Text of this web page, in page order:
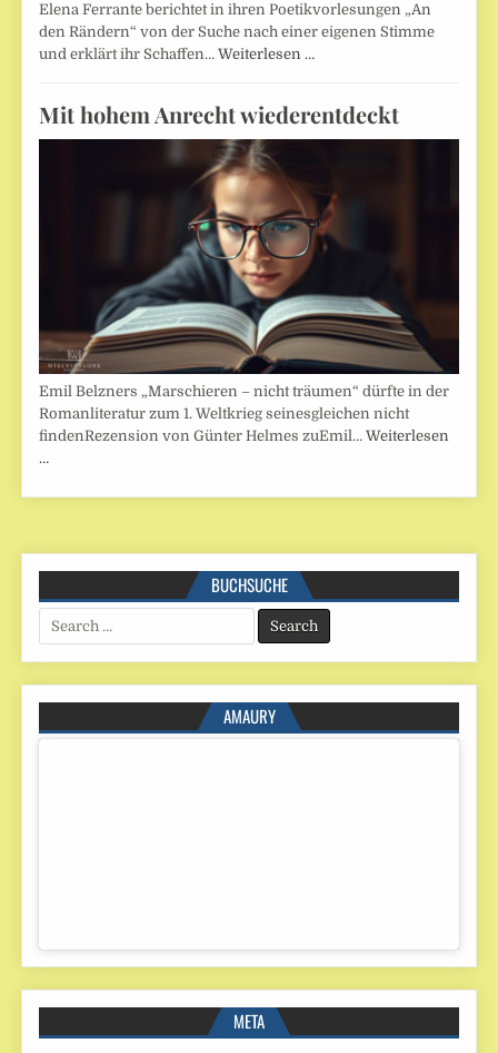
Elena Ferrante berichtet in ihren Poetikvorlesungen „An
den Rändern“ von der Suche nach einer eigenen Stimme
und erklärt ihr Schaffen…Weiterlesen …
Mit hohem Anrecht wiederentdeckt
Emil Belzners „Marschieren – nicht träumen“ dürfte in der
Romanliteratur zum 1. Weltkrieg seinesgleichen nicht
findenRezension von Günter Helmes zuEmil…Weiterlesen
…
BUCHSUCHE
Search
for:
AMAURY
META